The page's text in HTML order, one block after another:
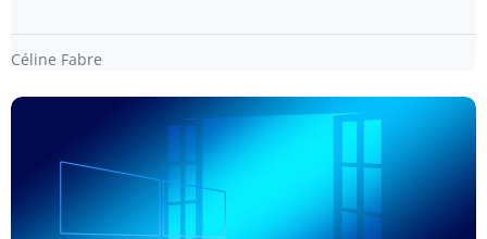
Céline Fabre